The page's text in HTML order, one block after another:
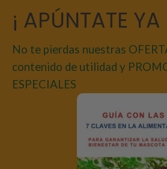
¡ APÚNTATE YA
No te pierdas nuestras
contenido de utilidad y
ESPECIALES